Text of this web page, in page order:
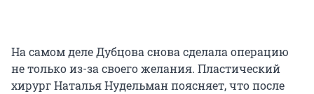
На самом деле Дубцова снова сделала операцию
не только из-за своего желания. Пластический
хирург Наталья Нудельман поясняет, что после